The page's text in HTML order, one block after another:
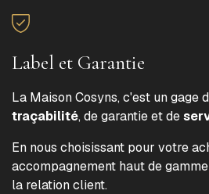
Label et Garantie
La Maison Cosyns, c'est un gage
traçabilité, de garantie et de
En nous choisissant pour votre
accompagnement haut de
la relation client.